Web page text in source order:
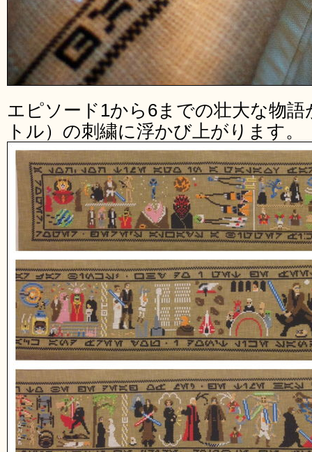
エピソード1から6までの壮大な物
トル）の刺繍に浮かび上がります。